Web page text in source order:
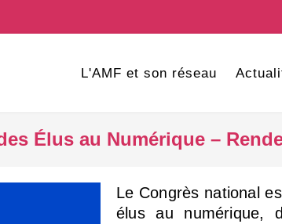
L'AMF et son réseau
Élus au Numérique –
Le Congrès national
élus au numérique,